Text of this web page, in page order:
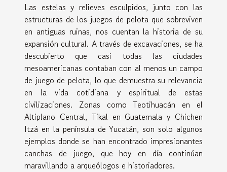
Las estelas y relieves esculpidos, junto con las
estructuras de los juegos de pelota que sobreviven
en antiguas ruinas, nos cuentan la historia de su
expansión cultural. A través de excavaciones, se ha
descubierto que casi todas las ciudades
mesoamericanas contaban con al menos un campo
de juego de pelota, lo que demuestra su relevancia
en la vida cotidiana y espiritual de estas
civilizaciones. Zonas como Teotihuacán en el
Altiplano Central, Tikal en Guatemala y Chichen
Itzá en la península de Yucatán, son solo algunos
ejemplos donde se han encontrado impresionantes
canchas de juego, que hoy en día continúan
maravillando a arqueólogos e historiadores.